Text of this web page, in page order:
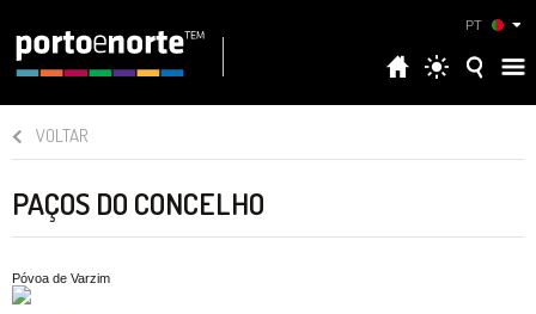
PT
VOLTAR
PAÇOS DO CONCELHO
Póvoa de Varzim